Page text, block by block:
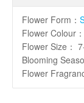
Flower Form ：
Flower Colour ：
Flower Size ：
Blooming
Flower